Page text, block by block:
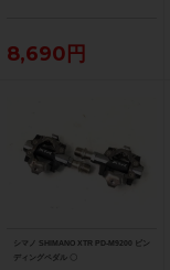
8,690円
シマノ SHIMANO XTR PD-M9200 ビン
ディングペダル 〇